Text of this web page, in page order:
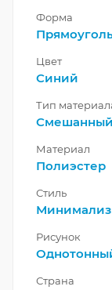
Форма
Цвет
Синий
Тип
Смешанный
Материал
Полиэстер
Стиль
Рисунок
Страна